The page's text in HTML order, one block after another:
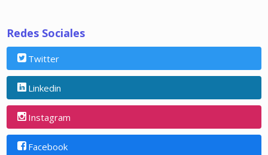
Redes Sociales
Twitter
Linkedin
Instagram
Facebook